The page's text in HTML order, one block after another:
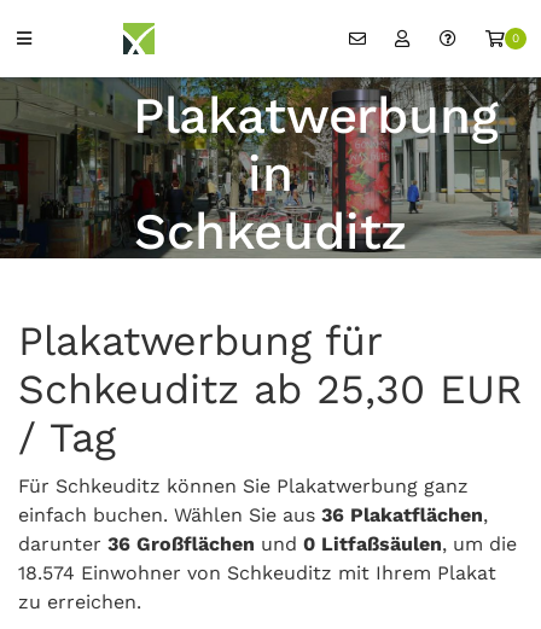
0
Plakatwerbung
in
Schkeuditz
Plakatwerbung für
Schkeuditz ab 25,30 EUR
/ Tag
Für Schkeuditz können Sie Plakatwerbung ganz
einfach buchen. Wählen Sie aus 36 Plakatflächen,
darunter 36 Großflächen und 0 Litfaßsäulen, um die
18.574 Einwohner von Schkeuditz mit Ihrem Plakat
zu erreichen.